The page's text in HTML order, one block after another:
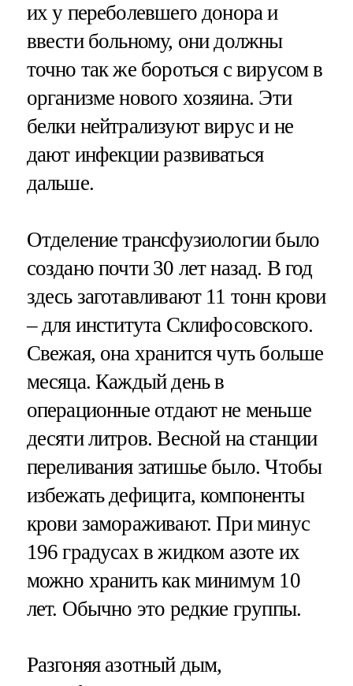
их у переболевшего донора и
ввести больному, они должны
точно так же бороться с вирусом в
организме нового хозяина. Эти
белки нейтрализуют вирус и не
дают инфекции развиваться
дальше.
Отделение трансфузиологии было
создано почти 30 лет назад. В год
здесь заготавливают 11 тонн крови
– для института Склифосовского.
Свежая, она хранится чуть больше
месяца. Каждый день в
операционные отдают не меньше
десяти литров. Весной на станции
переливания затишье было. Чтобы
избежать дефицита, компоненты
крови замораживают. При минус
196 градусах в жидком азоте их
можно хранить как минимум 10
лет. Обычно это редкие группы.
Разгоняя азотный дым,